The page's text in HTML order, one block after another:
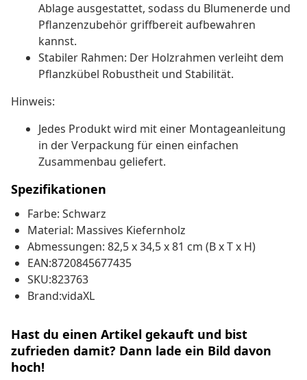
Ablage ausgestattet, sodass du Blumenerde und
Pflanzenzubehör griffbereit aufbewahren
kannst.
Stabiler Rahmen: Der Holzrahmen verleiht dem
Pflanzkübel Robustheit und Stabilität.
Hinweis:
Jedes Produkt wird mit einer Montageanleitung
in der Verpackung für einen einfachen
Zusammenbau geliefert.
Spezifikationen
Farbe: Schwarz
Material: Massives Kiefernholz
Abmessungen: 82,5 x 34,5 x 81 cm (B x T x H)
EAN:8720845677435
SKU:823763
Brand:vidaXL
Hast du einen Artikel gekauft und bist
zufrieden damit? Dann lade ein Bild davon
hoch!